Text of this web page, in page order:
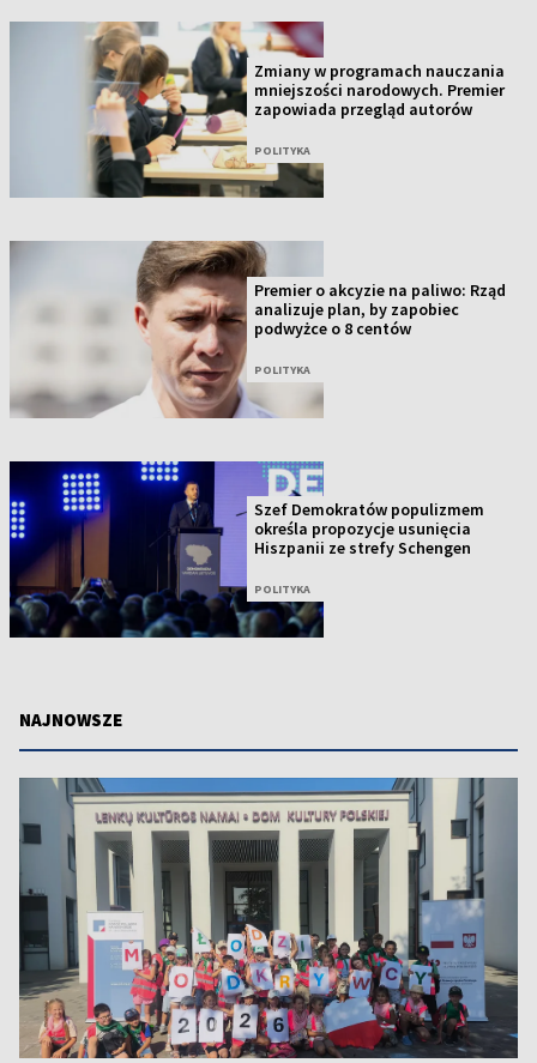
Zmiany w programach nauczania
mniejszości narodowych. Premier
zapowiada przegląd autorów
POLITYKA
Premier o akcyzie na paliwo: Rząd
analizuje plan, by zapobiec
podwyżce o 8 centów
POLITYKA
Szef Demokratów populizmem
określa propozycje usunięcia
Hiszpanii ze strefy Schengen
POLITYKA
NAJNOWSZE